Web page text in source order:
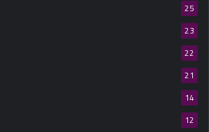
25
23
22
21
14
12